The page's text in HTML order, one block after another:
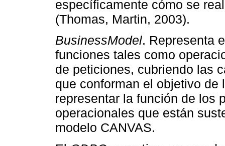
específicamente cómo se
(Thomas, Martin, 2003).
BusinessModel. Representa
funciones tales como
de peticiones, cubriendo las
que conforman el objetivo
representar la función de los
operacionales que están
modelo CANVAS.